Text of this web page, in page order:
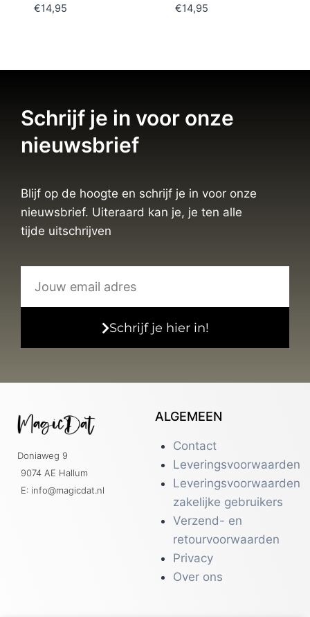
€14,95 €14,95
Schrijf je in voor onze
nieuwsbrief
Blijf op de hoogte en schrijf je in voor onze
nieuwsbrief. Uiteraard kan je, je ten alle
tijde uitschrijven
Schrijf je hier in!
Doniaweg 9
9074 AE Hallum
E: info@magicdat.nl
ALGEMEEN
Contact
Leveringsvoorwaarden
Leveringsvoorwaarden
zakelijke gebruikers
Verzend- en
retourvoorwaarden
Privacy
Over ons